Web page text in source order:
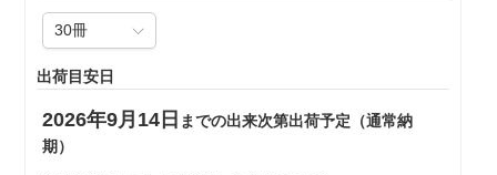
出荷目安日
2026年9月14日 までの出来次第出荷予定（通常納
期）